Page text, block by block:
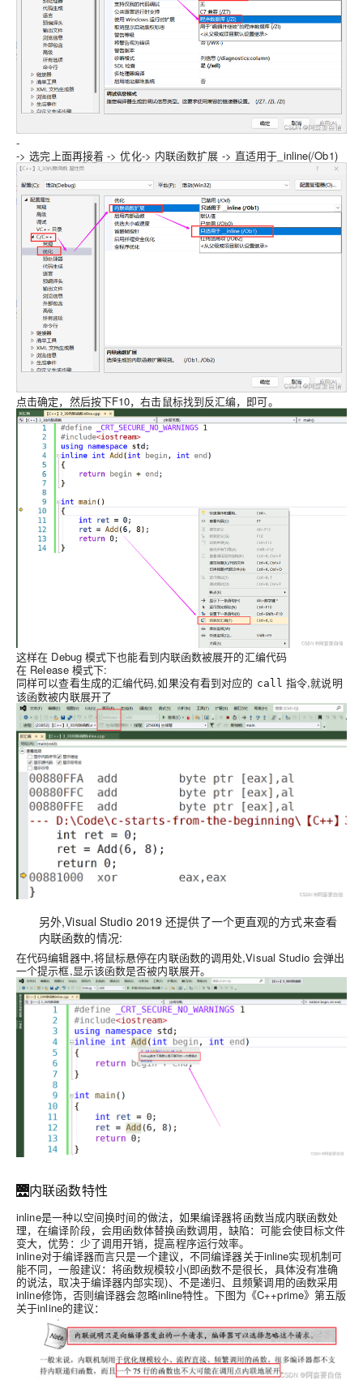
-
-> 选完上面再接着 -> 优化-> 内联函数扩展 -> 直适用于_inline(/Ob1)
点击确定，然后按下F10，右击鼠标找到反汇编，即可。
这样在 Debug 模式下也能看到内联函数被展开的汇编代码
在 Release 模式下:
同样可以查看生成的汇编代码,如果没有看到对应的 call 指令,就说明
该函数被内联展开了
另外,Visual Studio 2019 还提供了一个更直观的方式来查看
内联函数的情况:
在代码编辑器中,将鼠标悬停在内联函数的调用处,Visual Studio 会弹出
一个提示框,显示该函数是否被内联展开。
🌉内联函数特性
inline是一种以空间换时间的做法，如果编译器将函数当成内联函数处
理，在编译阶段，会用函数体替换函数调用，缺陷：可能会使目标文件
变大，优势：少了调用开销，提高程序运行效率。
inline对于编译器而言只是一个建议，不同编译器关于inline实现机制可
能不同，一般建议：将函数规模较小(即函数不是很长，具体没有准确
的说法，取决于编译器内部实现)、不是递归、且频繁调用的函数采用
inline修饰，否则编译器会忽略inline特性。下图为《C++prime》第五版
关于inline的建议：